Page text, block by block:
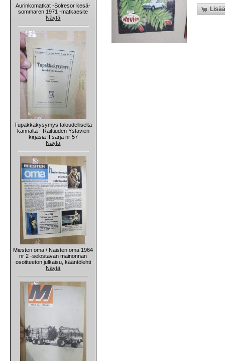
Aurinkomatkat -Solresor kesä-
sommaren 1971 -matkaesite
Näytä
Tupakkakysymys taloudelliselta
kannalta - Raittiuden Ystävien
kirjasia II sarja nr 57
Näytä
Miesten oma / Naisten oma 1964
nr 2 -selostavan mainonnan
osoitteeton julkaisu, kääntölehti
Näytä